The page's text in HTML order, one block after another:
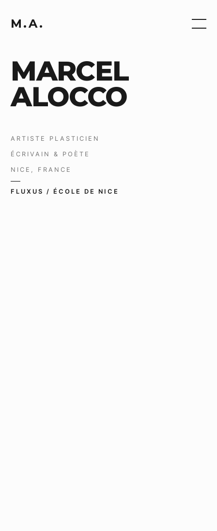
M.A.
MARCEL
ALOCCO
ARTISTE PLASTICIEN
ÉCRIVAIN & POÈTE
NICE, FRANCE
FLUXUS / ÉCOLE DE NICE